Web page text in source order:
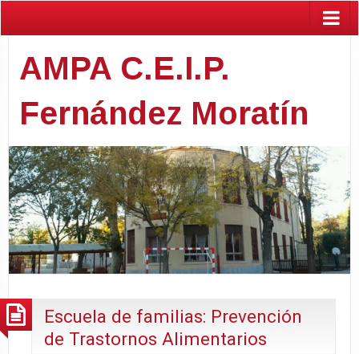
AMPA C.E.I.P.
Fernández Moratín
Escuela de familias: Prevención
de Trastornos Alimentarios